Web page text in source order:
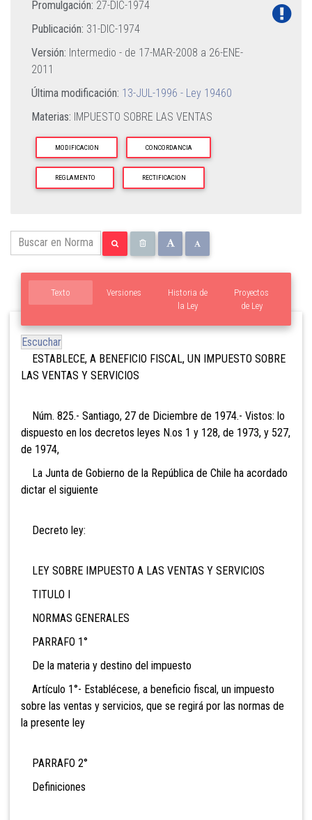
Promulgación: 27-DIC-1974
Publicación: 31-DIC-1974
Versión: Intermedio - de 17-MAR-2008 a 26-ENE-
2011
Última modificación: 13-JUL-1996 - Ley 19460
Materias: IMPUESTO SOBRE LAS VENTAS
MODIFICACION CONCORDANCIA
REGLAMENTO RECTIFICACION
Texto Versiones
Proyectos
de Ley
Historia de
la Ley
Escuchar
ESTABLECE, A BENEFICIO FISCAL, UN IMPUESTO SOBRE
LAS VENTAS Y SERVICIOS
Núm. 825.- Santiago, 27 de Diciembre de 1974.- Vistos: lo
dispuesto en los decretos leyes N.os 1 y 128, de 1973, y 527,
de 1974,
La Junta de Gobierno de la República de Chile ha acordado
dictar el siguiente
Decreto ley:
LEY SOBRE IMPUESTO A LAS VENTAS Y SERVICIOS
TITULO I
NORMAS GENERALES
PARRAFO 1°
De la materia y destino del impuesto
Artículo 1°- Establécese, a beneficio fiscal, un impuesto
sobre las ventas y servicios, que se regirá por las normas de
la presente ley
PARRAFO 2°
Definiciones